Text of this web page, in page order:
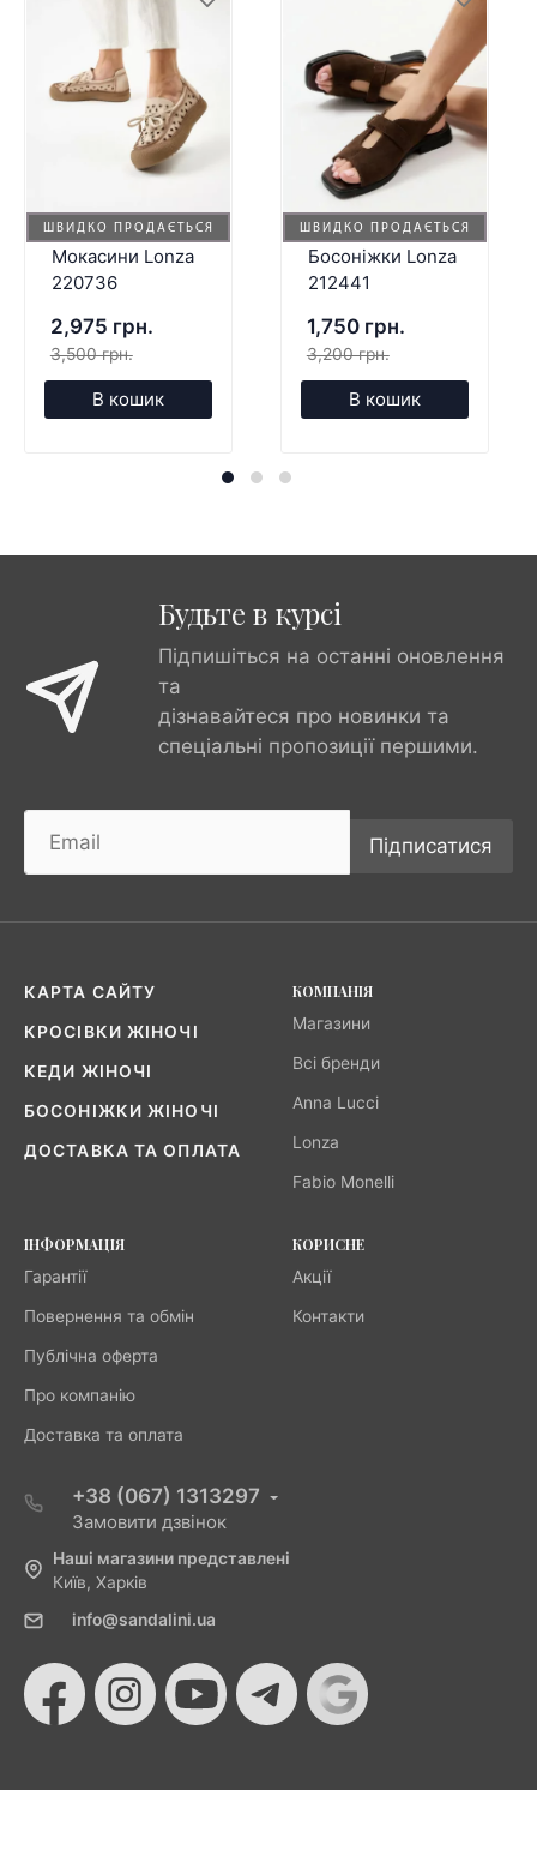
ШВИДКО ПРОДАЄТЬСЯ
Мокасини Lonza
220736
2,975 грн.
3,500 грн.
В кошик
ШВИДКО ПРОДАЄТЬСЯ
Босоніжки Lonza
212441
1,750 грн.
3,200 грн.
В кошик
Будьте в курсі
Підпишіться на останні оновлення
та
дізнавайтеся про новинки та
спеціальні пропозиції першими.
Підписатися
КАРТА САЙТУ
КРОСІВКИ ЖІНОЧІ
КЕДИ ЖІНОЧІ
БОСОНІЖКИ ЖІНОЧІ
ДОСТАВКА ТА ОПЛАТА
КОМПАНІЯ
Магазини
Всі бренди
Anna Lucci
Lonza
Fabio Monelli
ІНФОРМАЦІЯ
Гарантії
Повернення та обмін
Публічна оферта
Про компанію
Доставка та оплата
КОРИСНЕ
Акції
Контакти
+38 (067) 1313297
Замовити дзвінок
Наші магазини представлені
Київ, Харків
info@sandalini.ua